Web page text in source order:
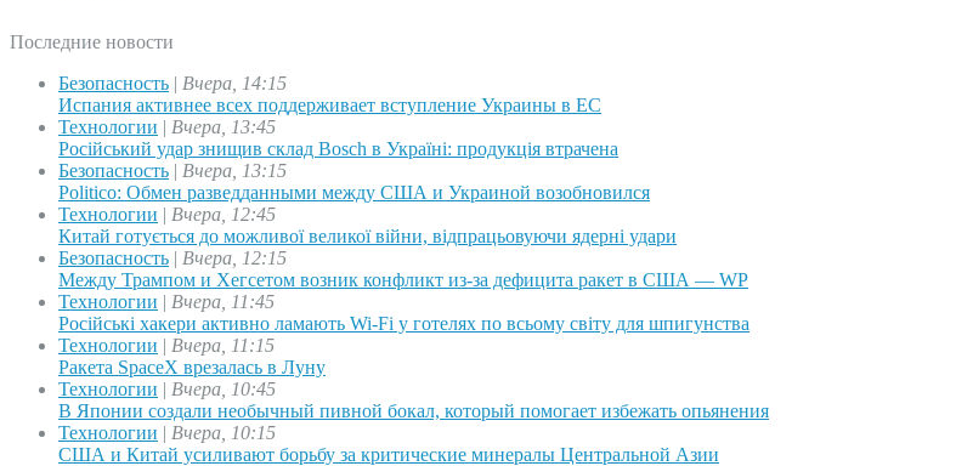
Последние новости
Безопасность | Вчера, 14:15
Испания активнее всех поддерживает вступление Украины в ЕС
Технологии | Вчера, 13:45
Російський удар знищив склад Bosch в Україні: продукція втрачена
Безопасность | Вчера, 13:15
Politico: Обмен разведданными между США и Украиной возобновился
Технологии | Вчера, 12:45
Китай готується до можливої великої війни, відпрацьовуючи ядерні удари
Безопасность | Вчера, 12:15
Между Трампом и Хегсетом возник конфликт из-за дефицита ракет в США — WP
Технологии | Вчера, 11:45
Російські хакери активно ламають Wi-Fi у готелях по всьому світу для шпигунства
Технологии | Вчера, 11:15
Ракета SpaceX врезалась в Луну
Технологии | Вчера, 10:45
В Японии создали необычный пивной бокал, который помогает избежать опьянения
Технологии | Вчера, 10:15
США и Китай усиливают борьбу за критические минералы Центральной Азии